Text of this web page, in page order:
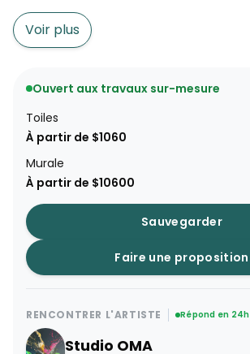
Voir plus
Ouvert aux travaux sur-mesure
Toiles
À partir de $1060
Murale
À partir de $10600
Sauvegarder
Faire une proposition
RENCONTRER L'ARTISTE Répond en 24h
Studio OMA